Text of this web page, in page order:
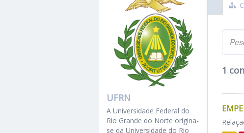
1
UFRN
A Universidade Federal do
Rio Grande do Norte origina-
se da Universidade do Rio